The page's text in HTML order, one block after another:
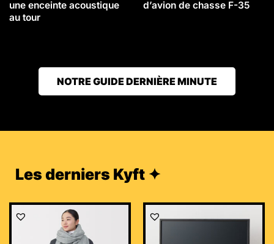
une enceinte acoustique
au tour
d’avion de chasse F-35
NOTRE GUIDE DERNIÈRE MINUTE
Les derniers Kyft ✦